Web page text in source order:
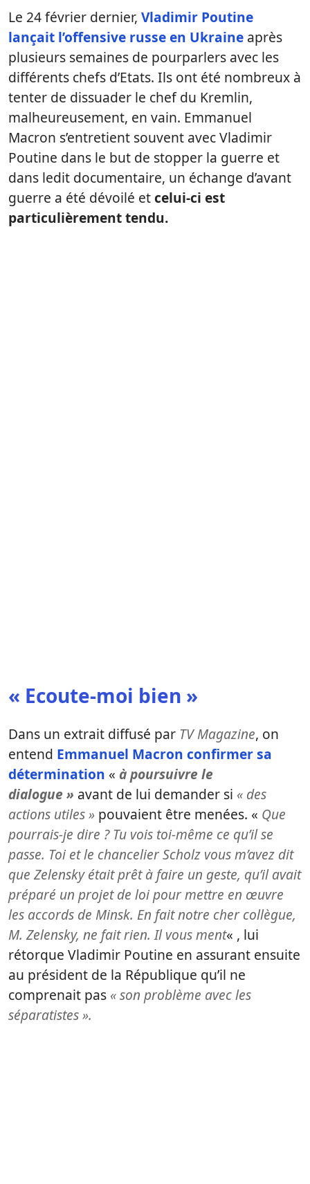
Le 24 février dernier, Vladimir Poutine
lançait l’offensive russe en Ukraine après
plusieurs semaines de pourparlers avec les
différents chefs d’Etats. Ils ont été nombreux à
tenter de dissuader le chef du Kremlin,
malheureusement, en vain. Emmanuel
Macron s’entretient souvent avec Vladimir
Poutine dans le but de stopper la guerre et
dans ledit documentaire, un échange d’avant
guerre a été dévoilé etcelui-ci est
particulièrement tendu.
« Ecoute-moi bien »
Dans un extrait diffusé par TV Magazine, on
entend Emmanuel Macron confirmer sa
détermination « à poursuivre le
dialogue » avant de lui demander si « des
actions utiles » pouvaient être menées. « Que
pourrais-je dire ? Tu vois toi-même ce qu’il se
passe. Toi et le chancelier Scholz vous m’avez dit
que Zelensky était prêt à faire un geste, qu’il avait
préparé un projet de loi pour mettre en œuvre
les accords de Minsk. En faitnotre cher collègue,
M. Zelensky, ne fait rien. Il vous ment« , lui
rétorque Vladimir Poutine en assurant ensuite
au président de la République qu’il ne
comprenait pas « son problème avec les
séparatistes ».